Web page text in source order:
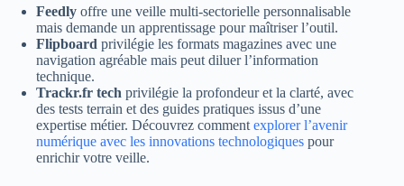
Feedly offre une veille multi-sectorielle personnalisable
mais demande un apprentissage pour maîtriser l’outil.
Flipboard privilégie les formats magazines avec une
navigation agréable mais peut diluer l’information
technique.
Trackr.fr tech privilégie la profondeur et la clarté, avec
des tests terrain et des guides pratiques issus d’une
expertise métier. Découvrez comment explorer l’avenir
numérique avec les innovations technologiques pour
enrichir votre veille.